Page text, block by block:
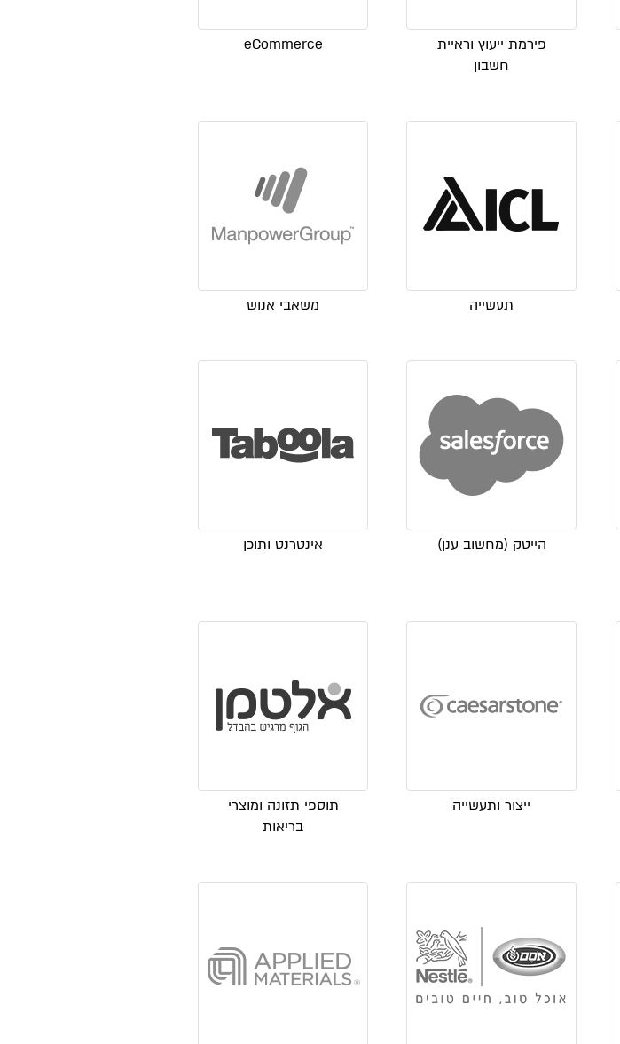
פירמת ייעוץ וראיית
חשבון
eCommerce
תעשייה משאבי אנוש
הייטק (מחשוב ענן) אינטרנט ותוכן
ייצור ותעשייה
תוספי תזונה ומוצרי
בריאות